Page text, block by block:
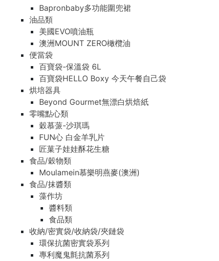
Bapronbaby多功能圍兜裙
油品類
美國EVO噴油瓶
澳洲MOUNT ZERO橄欖油
便當袋
百寶袋-保溫袋 6L
百寶袋HELLO Boxy 今天午餐自己袋
烘培器具
Beyond Gourmet無漂白烘焙紙
零嘴點心類
穀慕蒎-沙琪瑪
FUN心 白金羊乳片
匠菓子娃娃酥花生糖
食品/穀物類
Moulamein慕樂明燕麥(澳洲)
食品/抹醬類
藻作坊
醬料類
食品類
收納/密實袋/收納袋/夾鏈袋
環保抗菌密實袋系列
專利魔鬼氈抗菌系列